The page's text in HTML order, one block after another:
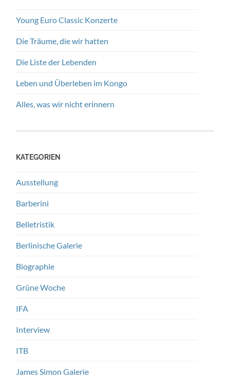
Young Euro Classic Konzerte
Die Träume, die wir hatten
Die Liste der Lebenden
Leben und Überleben im Kongo
Alles, was wir nicht erinnern
KATEGORIEN
Ausstellung
Barberini
Belletristik
Berlinische Galerie
Biographie
Grüne Woche
IFA
Interview
ITB
James Simon Galerie